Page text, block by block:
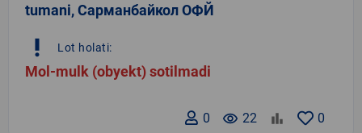
tumani, Сарманбайкол ОФЙ
priority_high Lot holati:
Mol-mulk (obyekt) sotilmadi
0
remove_red_eye 22
0